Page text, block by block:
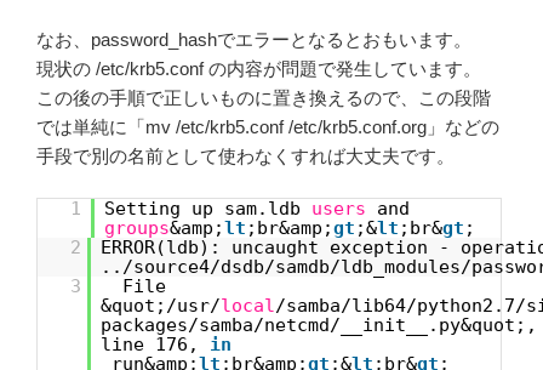
なお、password_hashでエラーとなるとおもいます。
現状の /etc/krb5.conf の内容が問題で発生しています。
この後の手順で正しいものに置き換えるので、この段階
では単純に「mv /etc/krb5.conf /etc/krb5.conf.org」などの
手段で別の名前として使わなくすれば大丈夫です。
1 Setting up sam.ldb users
and
groups&amp;lt ;br&amp;gt ;&lt ;br&gt ;
2
ERROR(ldb): uncaught exception -
../source4/dsdb/samdb/ldb_modules/
3
File
&quot;/usr/local/samba/lib64/python2.7/
packages/samba/netcmd/__init__.py&quot;,
line 176, in
_run&amp;lt ;br&amp;gt ;&lt ;br&gt ;